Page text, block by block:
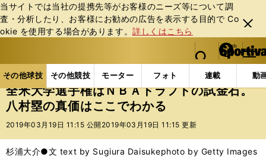
当サイトでは当社の提携先等がお客様のニーズ等について調
査・分析したり、お客様にお勧めの広告を表⽰する⽬的で Co
okie を使⽤する場合があります。詳しくはこちら
閉じ
る
web Sportiva (webスポルティーバ)
検索
マイペ
ー
ジ
メニュ
その他球技 その他競技 モーター フォト 連載 動
ス
ポ
ル
バ
その他球技の記事一覧 バスケットボール NBA
全米大学選手権はＮＢＡドラフトの試金石。
八村塁の真価はここでわかる
2019年03月19日 11:15 公開 2019年03月19日 11:15 更新
杉浦大介●文 text by Sugiura Daisukephoto by Getty Images